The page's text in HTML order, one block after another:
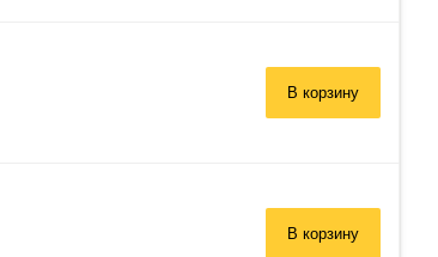
В корзину
В корзину